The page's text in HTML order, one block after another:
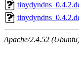
Apache/2.4.52